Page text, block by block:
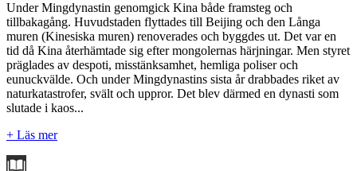
Under Mingdynastin genomgick Kina både framsteg och
tillbakagång. Huvudstaden flyttades till Beijing och den Långa
muren (Kinesiska muren) renoverades och byggdes ut. Det var en
tid då Kina återhämtade sig efter mongolernas härjningar. Men styret
präglades av despoti, misstänksamhet, hemliga poliser och
eunuckvälde. Och under Mingdynastins sista år drabbades riket av
naturkatastrofer, svält och uppror. Det blev därmed en dynasti som
slutade i kaos...
+ Läs mer